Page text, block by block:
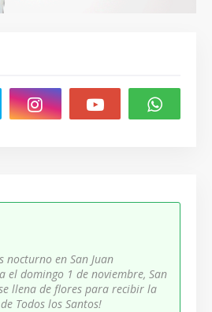
nocturno en San Juan
el domingo 1 de noviembre, San
llena de flores para recibir la
Todos los Santos!